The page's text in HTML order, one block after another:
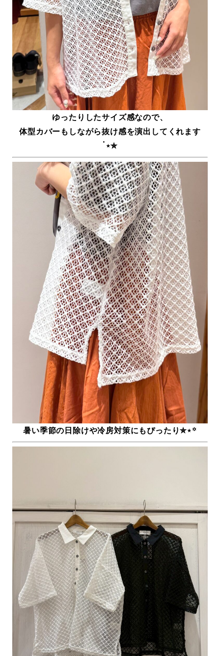
ゆったりしたサイズ感なので、
体型カバーもしながら抜け感を演出してくれます
˙⋆✮
暑い季節の日除けや冷房対策にもぴったり✮⋆꙳